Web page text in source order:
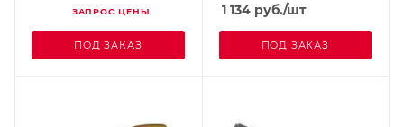
ЗАПРОС ЦЕНЫ
ПОД ЗАКАЗ
1 134руб./шт
ПОД ЗАКАЗ